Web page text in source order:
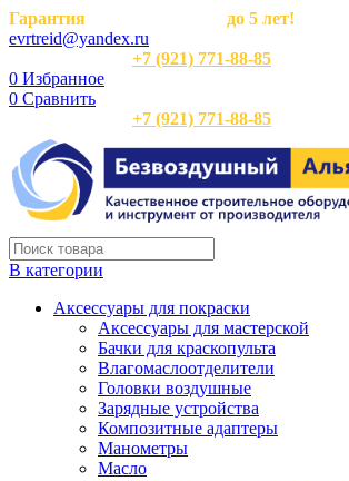
Гарантия
до 5 лет!
evrtreid@yandex.ru
+7 (921) 771-88-85
0 Избранное
0 Сравнить
+7 (921) 771-88-85
В категории
Аксессуары для покраски
Аксессуары для мастерской
Бачки для краскопульта
Влагомаслоотделители
Головки воздушные
Зарядные устройства
Композитные адаптеры
Манометры
Масло